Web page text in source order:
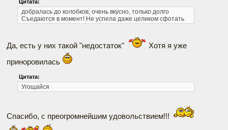
Цитата:
добралась до колобков, очень вкусно, только долго
Съедаются в момент! Не успела даже целиком сфотать
Да, есть у них такой "недостаток"
Хотя я уже
приноровилась
Цитата:
Угощайся
Спасибо, с преогромнейшим удовольствием!!!